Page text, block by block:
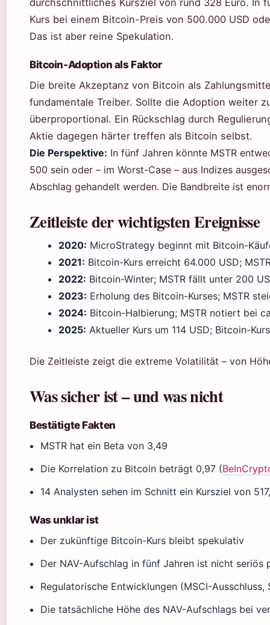
Kurs bei einem Bitcoin-Preis von 500.000 USD
Das ist aber reine Spekulation.
Bitcoin-Adoption als Faktor
Die breite Akzeptanz von Bitcoin als
fundamentale Treiber. Sollte die Adoption weiter
überproportional. Ein Rückschlag durch
Aktie dagegen härter treffen als Bitcoin selbst.
Die Perspektive: In fünf Jahren könnte MSTR
500 sein oder – im Worst-Case – aus Indizes
Abschlag gehandelt werden. Die Bandbreite ist
Zeitleiste der wichtigsten Ereignisse
2020: MicroStrategy beginnt mit Bitcoin-
2021: Bitcoin-Kurs erreicht 64.000 USD;
2022: Bitcoin-Winter; MSTR fällt unter 200
2023: Erholung des Bitcoin-Kurses; MSTR
2024: Bitcoin-Halbierung; MSTR notiert bei
2025: Aktueller Kurs um 114 USD; Bitcoin-
Die Zeitleiste zeigt die extreme Volatilität – von
Was sicher ist – und was nicht
Bestätigte Fakten
MSTR hat ein Beta von 3,49
Die Korrelation zu Bitcoin beträgt 0,97 (
14 Analysten sehen im Schnitt ein Kursziel von
Was unklar ist
Der zukünftige Bitcoin-Kurs bleibt spekulativ
Der NAV-Aufschlag in fünf Jahren ist nicht seriös
Regulatorische Entwicklungen (MSCI-
Die tatsächliche Höhe des NAV-Aufschlags bei